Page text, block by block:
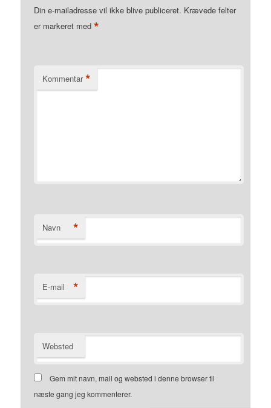
Din e-mailadresse vil ikke blive publiceret. Krævede felter
er markeret med*
Kommentar *
Navn *
E-mail *
Websted
Gem mit navn, mail og websted i denne browser til
næste gang jeg kommenterer.